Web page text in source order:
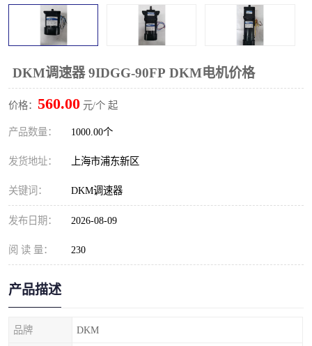
DKM调速器 9IDGG-90FP DKM电机价格
价格： 560.00 元/个 起
产品数量： 1000.00个
发货地址： 上海市浦东新区
关键词： DKM调速器
发布日期： 2026-08-09
阅 读 量： 230
产品描述
品牌 DKM